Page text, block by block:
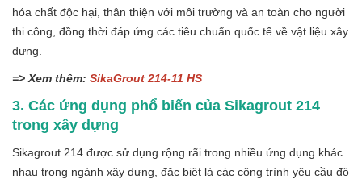
hóa chất độc hại, thân thiện với môi trường và an toàn cho người
thi công, đồng thời đáp ứng các tiêu chuẩn quốc tế về vật liệu xây
dựng.
=> Xem thêm: SikaGrout 214-11 HS
3. Các ứng dụng phổ biến của Sikagrout 214
trong xây dựng
Sikagrout 214 được sử dụng rộng rãi trong nhiều ứng dụng khác
nhau trong ngành xây dựng, đặc biệt là các công trình yêu cầu độ